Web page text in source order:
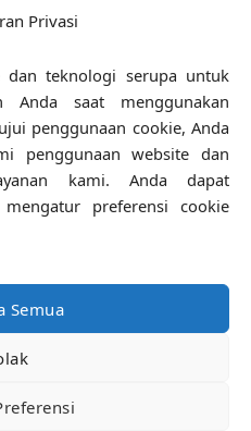
Privasi
dan teknologi serupa untuk
Anda saat menggunakan
penggunaan cookie, Anda
penggunaan website dan
kami. Anda dapat
preferensi cookie
Semua
Web Sukabumi